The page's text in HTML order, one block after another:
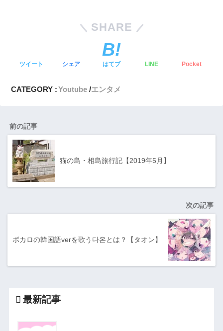
SHARE
ツイート シェア はてブ LINE Pocket
CATEGORY :Youtube エンタメ
前の記事
猫の島・相島旅行記【2019年5月】
次の記事
ボカロの韓国語verを歌う다온とは？【タオン】
最新記事